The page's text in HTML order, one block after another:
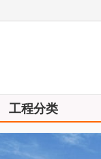
工程分类